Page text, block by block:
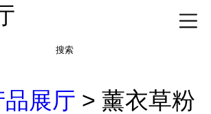
搜索
品展厅 > 薰衣草粉